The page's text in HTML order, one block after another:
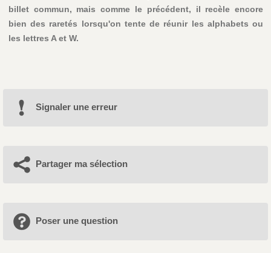
billet commun, mais comme le précédent, il recèle encore
bien des raretés lorsqu'on tente de réunir les alphabets ou
les lettres A et W.
Signaler une erreur
Partager ma sélection
Poser une question